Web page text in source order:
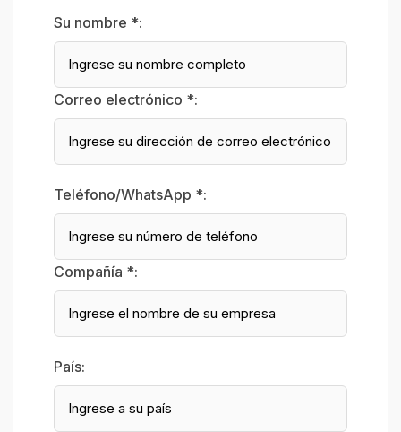
Su nombre *:
Correo electrónico *:
Teléfono/WhatsApp *:
Compañía *:
País: